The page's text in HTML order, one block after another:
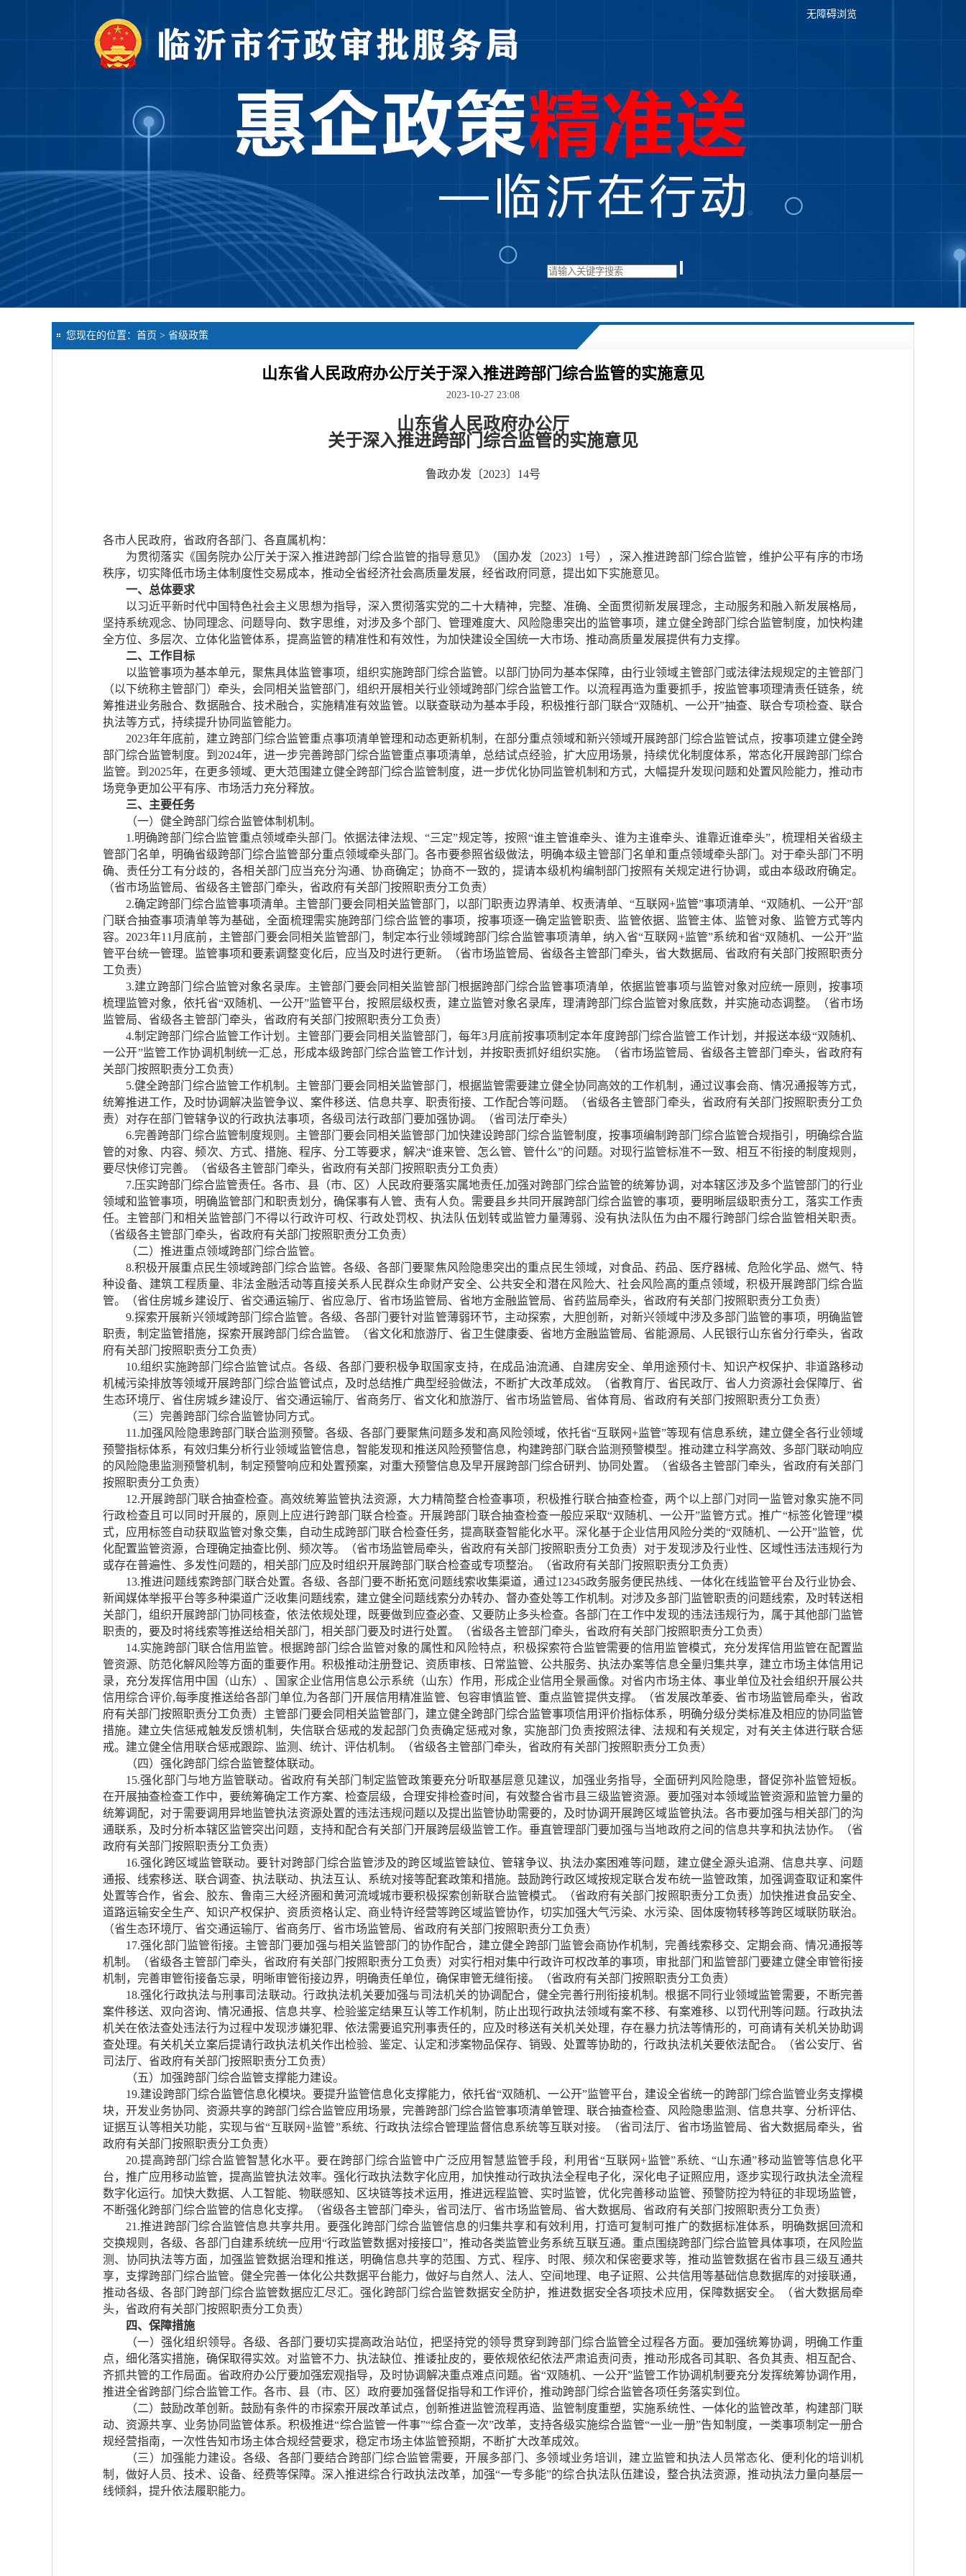
无障碍浏览
您现在的位置： 首页 > 省级政策
山东省人民政府办公厅关于深入推进跨部门综合监管的实施意见
2023-10-27 23:08
山东省人民政府办公厅
关于深入推进跨部门综合监管的实施意见
鲁政办发〔2023〕14号
各市人民政府，省政府各部门、各直属机构：
为贯彻落实《国务院办公厅关于深入推进跨部门综合监管的指导意见》（国办发〔2023〕1号），深入推进跨部门综合监管，维护公平有序的市场
秩序，切实降低市场主体制度性交易成本，推动全省经济社会高质量发展，经省政府同意，提出如下实施意见。
一、总体要求
以习近平新时代中国特色社会主义思想为指导，深入贯彻落实党的二十大精神，完整、准确、全面贯彻新发展理念，主动服务和融入新发展格局，
坚持系统观念、协同理念、问题导向、数字思维，对涉及多个部门、管理难度大、风险隐患突出的监管事项，建立健全跨部门综合监管制度，加快构建
全方位、多层次、立体化监管体系，提高监管的精准性和有效性，为加快建设全国统一大市场、推动高质量发展提供有力支撑。
二、工作目标
以监管事项为基本单元，聚焦具体监管事项，组织实施跨部门综合监管。以部门协同为基本保障，由行业领域主管部门或法律法规规定的主管部门
（以下统称主管部门）牵头，会同相关监管部门，组织开展相关行业领域跨部门综合监管工作。以流程再造为重要抓手，按监管事项理清责任链条，统
筹推进业务融合、数据融合、技术融合，实施精准有效监管。以联查联动为基本手段，积极推行部门联合“双随机、一公开”抽查、联合专项检查、联合
执法等方式，持续提升协同监管能力。
2023年年底前，建立跨部门综合监管重点事项清单管理和动态更新机制，在部分重点领域和新兴领域开展跨部门综合监管试点，按事项建立健全跨
部门综合监管制度。到2024年，进一步完善跨部门综合监管重点事项清单，总结试点经验，扩大应用场景，持续优化制度体系，常态化开展跨部门综合
监管。到2025年，在更多领域、更大范围建立健全跨部门综合监管制度，进一步优化协同监管机制和方式，大幅提升发现问题和处置风险能力，推动市
场竞争更加公平有序、市场活力充分释放。
三、主要任务
（一）健全跨部门综合监管体制机制。
1.明确跨部门综合监管重点领域牵头部门。依据法律法规、“三定”规定等，按照“谁主管谁牵头、谁为主谁牵头、谁靠近谁牵头”，梳理相关省级主
管部门名单，明确省级跨部门综合监管部分重点领域牵头部门。各市要参照省级做法，明确本级主管部门名单和重点领域牵头部门。对于牵头部门不明
确、责任分工有分歧的，各相关部门应当充分沟通、协商确定；协商不一致的，提请本级机构编制部门按照有关规定进行协调，或由本级政府确定。
（省市场监管局、省级各主管部门牵头，省政府有关部门按照职责分工负责）
2.确定跨部门综合监管事项清单。主管部门要会同相关监管部门，以部门职责边界清单、权责清单、“互联网+监管”事项清单、“双随机、一公开”部
门联合抽查事项清单等为基础，全面梳理需实施跨部门综合监管的事项，按事项逐一确定监管职责、监管依据、监管主体、监管对象、监管方式等内
容。2023年11月底前，主管部门要会同相关监管部门，制定本行业领域跨部门综合监管事项清单，纳入省“互联网+监管”系统和省“双随机、一公开”监
管平台统一管理。监管事项和要素调整变化后，应当及时进行更新。（省市场监管局、省级各主管部门牵头，省大数据局、省政府有关部门按照职责分
工负责）
3.建立跨部门综合监管对象名录库。主管部门要会同相关监管部门根据跨部门综合监管事项清单，依据监管事项与监管对象对应统一原则，按事项
梳理监管对象，依托省“双随机、一公开”监管平台，按照层级权责，建立监管对象名录库，理清跨部门综合监管对象底数，并实施动态调整。（省市场
监管局、省级各主管部门牵头，省政府有关部门按照职责分工负责）
4.制定跨部门综合监管工作计划。主管部门要会同相关监管部门，每年3月底前按事项制定本年度跨部门综合监管工作计划，并报送本级“双随机、
一公开”监管工作协调机制统一汇总，形成本级跨部门综合监管工作计划，并按职责抓好组织实施。（省市场监管局、省级各主管部门牵头，省政府有
关部门按照职责分工负责）
5.健全跨部门综合监管工作机制。主管部门要会同相关监管部门，根据监管需要建立健全协同高效的工作机制，通过议事会商、情况通报等方式，
统筹推进工作，及时协调解决监管争议、案件移送、信息共享、职责衔接、工作配合等问题。（省级各主管部门牵头，省政府有关部门按照职责分工负
责）对存在部门管辖争议的行政执法事项，各级司法行政部门要加强协调。（省司法厅牵头）
6.完善跨部门综合监管制度规则。主管部门要会同相关监管部门加快建设跨部门综合监管制度，按事项编制跨部门综合监管合规指引，明确综合监
管的对象、内容、频次、方式、措施、程序、分工等要求，解决“谁来管、怎么管、管什么”的问题。对现行监管标准不一致、相互不衔接的制度规则，
要尽快修订完善。（省级各主管部门牵头，省政府有关部门按照职责分工负责）
7.压实跨部门综合监管责任。各市、县（市、区）人民政府要落实属地责任,加强对跨部门综合监管的统筹协调，对本辖区涉及多个监管部门的行业
领域和监管事项，明确监管部门和职责划分，确保事有人管、责有人负。需要县乡共同开展跨部门综合监管的事项，要明晰层级职责分工，落实工作责
任。主管部门和相关监管部门不得以行政许可权、行政处罚权、执法队伍划转或监管力量薄弱、没有执法队伍为由不履行跨部门综合监管相关职责。
（省级各主管部门牵头，省政府有关部门按照职责分工负责）
（二）推进重点领域跨部门综合监管。
8.积极开展重点民生领域跨部门综合监管。各级、各部门要聚焦风险隐患突出的重点民生领域，对食品、药品、医疗器械、危险化学品、燃气、特
种设备、建筑工程质量、非法金融活动等直接关系人民群众生命财产安全、公共安全和潜在风险大、社会风险高的重点领域，积极开展跨部门综合监
管。（省住房城乡建设厅、省交通运输厅、省应急厅、省市场监管局、省地方金融监管局、省药监局牵头，省政府有关部门按照职责分工负责）
9.探索开展新兴领域跨部门综合监管。各级、各部门要针对监管薄弱环节，主动探索，大胆创新，对新兴领域中涉及多部门监管的事项，明确监管
职责，制定监管措施，探索开展跨部门综合监管。（省文化和旅游厅、省卫生健康委、省地方金融监管局、省能源局、人民银行山东省分行牵头，省政
府有关部门按照职责分工负责）
10.组织实施跨部门综合监管试点。各级、各部门要积极争取国家支持，在成品油流通、自建房安全、单用途预付卡、知识产权保护、非道路移动
机械污染排放等领域开展跨部门综合监管试点，及时总结推广典型经验做法，不断扩大改革成效。（省教育厅、省民政厅、省人力资源社会保障厅、省
生态环境厅、省住房城乡建设厅、省交通运输厅、省商务厅、省文化和旅游厅、省市场监管局、省体育局、省政府有关部门按照职责分工负责）
（三）完善跨部门综合监管协同方式。
11.加强风险隐患跨部门联合监测预警。各级、各部门要聚焦问题多发和高风险领域，依托省“互联网+监管”等现有信息系统，建立健全各行业领域
预警指标体系，有效归集分析行业领域监管信息，智能发现和推送风险预警信息，构建跨部门联合监测预警模型。推动建立科学高效、多部门联动响应
的风险隐患监测预警机制，制定预警响应和处置预案，对重大预警信息及早开展跨部门综合研判、协同处置。（省级各主管部门牵头，省政府有关部门
按照职责分工负责）
12.开展跨部门联合抽查检查。高效统筹监管执法资源，大力精简整合检查事项，积极推行联合抽查检查，两个以上部门对同一监管对象实施不同
行政检查且可以同时开展的，原则上应进行跨部门联合检查。开展跨部门联合抽查检查一般应采取“双随机、一公开”监管方式。推广“标签化管理”模
式，应用标签自动获取监管对象交集，自动生成跨部门联合检查任务，提高联查智能化水平。深化基于企业信用风险分类的“双随机、一公开”监管，优
化配置监管资源，合理确定抽查比例、频次等。（省市场监管局牵头，省政府有关部门按照职责分工负责）对于发现涉及行业性、区域性违法违规行为
或存在普遍性、多发性问题的，相关部门应及时组织开展跨部门联合检查或专项整治。（省政府有关部门按照职责分工负责）
13.推进问题线索跨部门联合处置。各级、各部门要不断拓宽问题线索收集渠道，通过12345政务服务便民热线、一体化在线监管平台及行业协会、
新闻媒体举报平台等多种渠道广泛收集问题线索，建立健全问题线索分办转办、督办查处等工作机制。对涉及多部门监管职责的问题线索，及时转送相
关部门，组织开展跨部门协同核查，依法依规处理，既要做到应查必查、又要防止多头检查。各部门在工作中发现的违法违规行为，属于其他部门监管
职责的，要及时将线索等推送给相关部门，相关部门要及时进行处置。（省级各主管部门牵头，省政府有关部门按照职责分工负责）
14.实施跨部门联合信用监管。根据跨部门综合监管对象的属性和风险特点，积极探索符合监管需要的信用监管模式，充分发挥信用监管在配置监
管资源、防范化解风险等方面的重要作用。积极推动注册登记、资质审核、日常监管、公共服务、执法办案等信息全量归集共享，建立市场主体信用记
录，充分发挥信用中国（山东）、国家企业信用信息公示系统（山东）作用，形成企业信用全景画像。对省内市场主体、事业单位及社会组织开展公共
信用综合评价,每季度推送给各部门单位,为各部门开展信用精准监管、包容审慎监管、重点监管提供支撑。（省发展改革委、省市场监管局牵头，省政
府有关部门按照职责分工负责）主管部门要会同相关监管部门，建立健全跨部门综合监管事项信用评价指标体系，明确分级分类标准及相应的协同监管
措施。建立失信惩戒触发反馈机制，失信联合惩戒的发起部门负责确定惩戒对象，实施部门负责按照法律、法规和有关规定，对有关主体进行联合惩
戒。建立健全信用联合惩戒跟踪、监测、统计、评估机制。（省级各主管部门牵头，省政府有关部门按照职责分工负责）
（四）强化跨部门综合监管整体联动。
15.强化部门与地方监管联动。省政府有关部门制定监管政策要充分听取基层意见建议，加强业务指导，全面研判风险隐患，督促弥补监管短板。
在开展抽查检查工作中，要统筹确定工作方案、检查层级，合理安排检查时间，有效整合省市县三级监管资源。要加强对本领域监管资源和监管力量的
统筹调配，对于需要调用异地监管执法资源处置的违法违规问题以及提出监管协助需要的，及时协调开展跨区域监管执法。各市要加强与相关部门的沟
通联系，及时分析本辖区监管突出问题，支持和配合有关部门开展跨层级监管工作。垂直管理部门要加强与当地政府之间的信息共享和执法协作。（省
政府有关部门按照职责分工负责）
16.强化跨区域监管联动。要针对跨部门综合监管涉及的跨区域监管缺位、管辖争议、执法办案困难等问题，建立健全源头追溯、信息共享、问题
通报、线索移送、联合调查、执法联动、执法互认、系统对接等配套政策和措施。鼓励跨行政区域按规定联合发布统一监管政策，加强调查取证和案件
处置等合作，省会、胶东、鲁南三大经济圈和黄河流域城市要积极探索创新联合监管模式。（省政府有关部门按照职责分工负责）加快推进食品安全、
道路运输安全生产、知识产权保护、资质资格认定、商业特许经营等跨区域监管协作，切实加强大气污染、水污染、固体废物转移等跨区域联防联治。
（省生态环境厅、省交通运输厅、省商务厅、省市场监管局、省政府有关部门按照职责分工负责）
17.强化部门监管衔接。主管部门要加强与相关监管部门的协作配合，建立健全跨部门监管会商协作机制，完善线索移交、定期会商、情况通报等
机制。（省级各主管部门牵头，省政府有关部门按照职责分工负责）对实行相对集中行政许可权改革的事项，审批部门和监管部门要建立健全审管衔接
机制，完善审管衔接备忘录，明晰审管衔接边界，明确责任单位，确保审管无缝衔接。（省政府有关部门按照职责分工负责）
18.强化行政执法与刑事司法联动。行政执法机关要加强与司法机关的协调配合，健全完善行刑衔接机制。根据不同行业领域监管需要，不断完善
案件移送、双向咨询、情况通报、信息共享、检验鉴定结果互认等工作机制，防止出现行政执法领域有案不移、有案难移、以罚代刑等问题。行政执法
机关在依法查处违法行为过程中发现涉嫌犯罪、依法需要追究刑事责任的，应及时移送有关机关处理，存在暴力抗法等情形的，可商请有关机关协助调
查处理。有关机关立案后提请行政执法机关作出检验、鉴定、认定和涉案物品保存、销毁、处置等协助的，行政执法机关要依法配合。（省公安厅、省
司法厅、省政府有关部门按照职责分工负责）
（五）加强跨部门综合监管支撑能力建设。
19.建设跨部门综合监管信息化模块。要提升监管信息化支撑能力，依托省“双随机、一公开”监管平台，建设全省统一的跨部门综合监管业务支撑模
块，开发业务协同、资源共享的跨部门综合监管应用场景，完善跨部门综合监管事项清单管理、联合抽查检查、风险隐患监测、信息共享、分析评估、
证据互认等相关功能，实现与省“互联网+监管”系统、行政执法综合管理监督信息系统等互联对接。（省司法厅、省市场监管局、省大数据局牵头，省
政府有关部门按照职责分工负责）
20.提高跨部门综合监管智慧化水平。要在跨部门综合监管中广泛应用智慧监管手段，利用省“互联网+监管”系统、“山东通”移动监管等信息化平
台，推广应用移动监管，提高监管执法效率。强化行政执法数字化应用，加快推动行政执法全程电子化，深化电子证照应用，逐步实现行政执法全流程
数字化运行。加快大数据、人工智能、物联感知、区块链等技术运用，推进远程监管、实时监管，优化完善移动监管、预警防控为特征的非现场监管，
不断强化跨部门综合监管的信息化支撑。（省级各主管部门牵头，省司法厅、省市场监管局、省大数据局、省政府有关部门按照职责分工负责）
21.推进跨部门综合监管信息共享共用。要强化跨部门综合监管信息的归集共享和有效利用，打造可复制可推广的数据标准体系，明确数据回流和
交换规则，各级、各部门自建系统统一应用“行政监管数据对接接口”，推动各类监管业务系统互联互通。重点围绕跨部门综合监管具体事项，在风险监
测、协同执法等方面，加强监管数据治理和推送，明确信息共享的范围、方式、程序、时限、频次和保密要求等，推动监管数据在省市县三级互通共
享，支撑跨部门综合监管。健全完善一体化公共数据平台能力，做好与自然人、法人、空间地理、电子证照、公共信用等基础信息数据库的对接联通，
推动各级、各部门跨部门综合监管数据应汇尽汇。强化跨部门综合监管数据安全防护，推进数据安全各项技术应用，保障数据安全。（省大数据局牵
头，省政府有关部门按照职责分工负责）
四、保障措施
（一）强化组织领导。各级、各部门要切实提高政治站位，把坚持党的领导贯穿到跨部门综合监管全过程各方面。要加强统筹协调，明确工作重
点，细化落实措施，确保取得实效。对监管不力、执法缺位、推诿扯皮的，要依规依纪依法严肃追责问责，推动形成各司其职、各负其责、相互配合、
齐抓共管的工作局面。省政府办公厅要加强宏观指导，及时协调解决重点难点问题。省“双随机、一公开”监管工作协调机制要充分发挥统筹协调作用，
推进全省跨部门综合监管工作。各市、县（市、区）政府要加强督促指导和工作评价，推动跨部门综合监管各项任务落实到位。
（二）鼓励改革创新。鼓励有条件的市探索开展改革试点，创新推进监管流程再造、监管制度重塑，实施系统性、一体化的监管改革，构建部门联
动、资源共享、业务协同监管体系。积极推进“综合监管一件事”“综合查一次”改革，支持各级实施综合监管“一业一册”告知制度，一类事项制定一册合
规经营指南，一次性告知市场主体合规经营要求，稳定市场主体监管预期，不断扩大改革成效。
（三）加强能力建设。各级、各部门要结合跨部门综合监管需要，开展多部门、多领域业务培训，建立监管和执法人员常态化、便利化的培训机
制，做好人员、技术、设备、经费等保障。深入推进综合行政执法改革，加强“一专多能”的综合执法队伍建设，整合执法资源，推动执法力量向基层一
线倾斜，提升依法履职能力。